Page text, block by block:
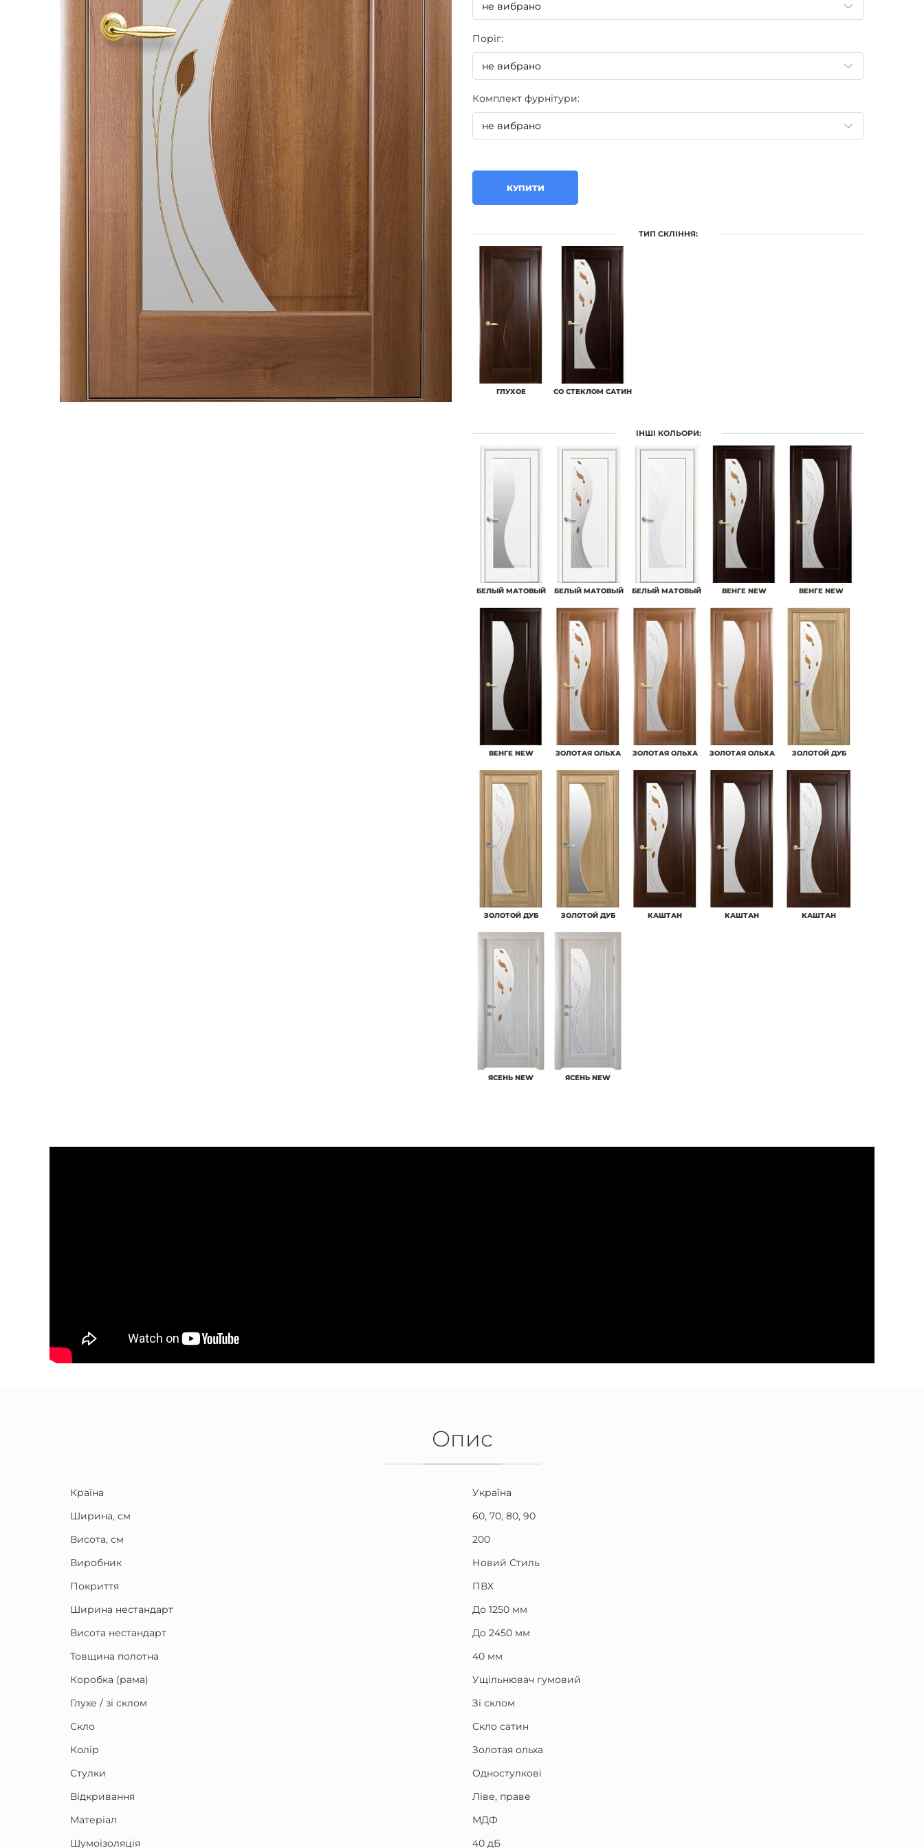
Поріг:
Комплект фурнітури:
КУПИТИ
ТИП СКЛІННЯ:
ГЛУХОЕ СО СТЕКЛОМ САТИН
ІНШІ КОЛЬОРИ:
БЕЛЫЙ МАТОВЫЙ БЕЛЫЙ МАТОВЫЙ БЕЛЫЙ МАТОВЫЙ ВЕНГЕ NEW ВЕНГЕ NEW
ВЕНГЕ NEW ЗОЛОТАЯ ОЛЬХА ЗОЛОТАЯ ОЛЬХА ЗОЛОТАЯ ОЛЬХА ЗОЛОТОЙ ДУБ
ЗОЛОТОЙ ДУБ ЗОЛОТОЙ ДУБ КАШТАН КАШТАН КАШТАН
ЯСЕНЬ NEW ЯСЕНЬ NEW
Опис
Країна
Україна
Ширина, см
60, 70, 80, 90
Висота, см
200
Виробник
Новий Стиль
Покриття
ПВХ
Ширина нестандарт
До 1250 мм
Висота нестандарт
До 2450 мм
Товщина полотна
40 мм
Коробка (рама)
Ущільнювач гумовий
Глухе / зі склом
Зі склом
Скло
Скло сатин
Колір
Золотая ольха
Стулки
Одностулкові
Відкривання
Ліве, праве
Матеріал
МДФ
Шумоізоляція
40 дБ